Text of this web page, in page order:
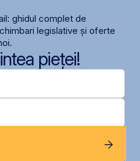
ghidul complet de
legislative și oferte
pieței!